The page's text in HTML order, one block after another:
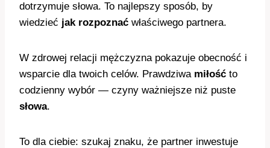
dotrzymuje słowa. To najlepszy sposób, by
wiedzieć jak rozpoznać właściwego partnera.
W zdrowej relacji mężczyzna pokazuje obecność i
wsparcie dla twoich celów. Prawdziwa miłość to
codzienny wybór — czyny ważniejsze niż puste
słowa.
To dla ciebie: szukaj znaku, że partner inwestuje